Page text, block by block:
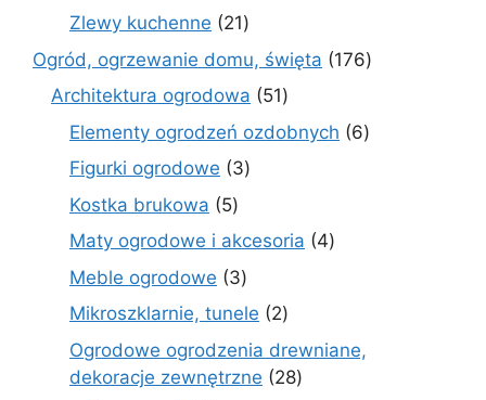
produktów
Zlewy kuchenne 2121
produktów
Ogród, ogrzewanie domu, święta 176176
Architektura ogrodowa 5151
produktów
Elementy ogrodzeń ozdobnych 66
Figurki ogrodowe 33
Kostka brukowa 55
produktów
Maty ogrodowe i akcesoria 44
Meble ogrodowe 33
produkty
Mikroszklarnie, tunele 22
produkty
Ogrodowe ogrodzenia drewniane,
dekoracje zewnętrzne
2828